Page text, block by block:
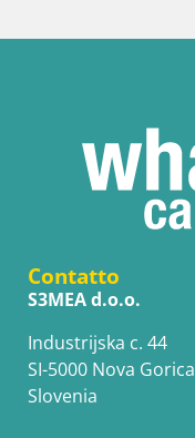
Contatto
S3MEA d.o.o.
Industrijska c. 44
SI-5000 Nova Gorica
Slovenia